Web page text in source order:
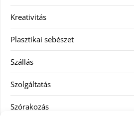
Kreativitás
Plasztikai sebészet
Szállás
Szolgáltatás
Szórakozás